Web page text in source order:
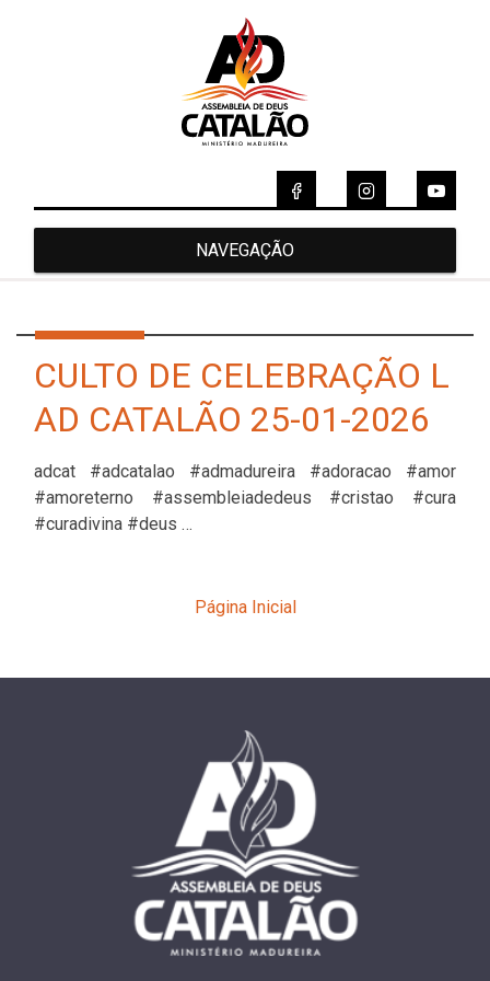
NAVEGAÇÃO
CULTO DE CELEBRAÇÃO L
AD CATALÃO 25-01-2026
adcat #adcatalao #admadureira #adoracao #amor
#amoreterno #assembleiadedeus #cristao #cura
#curadivina #deus …
Página Inicial